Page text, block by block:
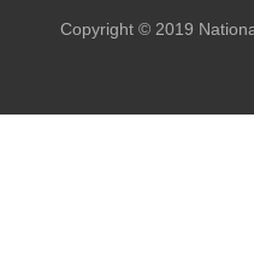
Copyright © 2019